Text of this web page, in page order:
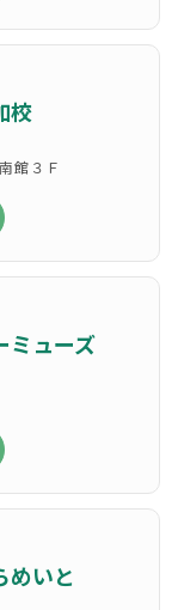
校
館３Ｆ
ミューズ
めいと